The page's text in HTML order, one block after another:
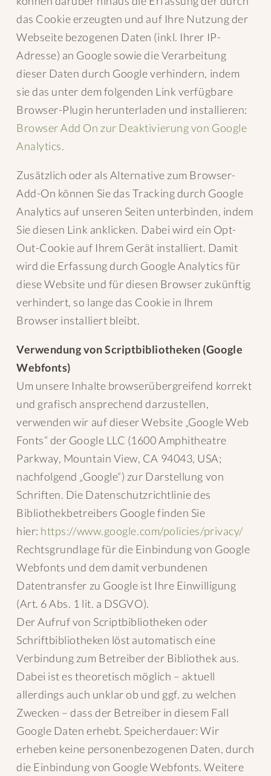
das Cookie erzeugten und auf Ihre Nutzung der
Webseite bezogenen Daten (inkl. Ihrer IP-
Adresse) an Google sowie die Verarbeitung
dieser Daten durch Google verhindern, indem
sie das unter dem folgenden Link verfügbare
Browser-Plugin herunterladen und installieren:
Browser Add On zur Deaktivierung von Google
Analytics.
Zusätzlich oder als Alternative zum Browser-
Add-On können Sie das Tracking durch Google
Analytics auf unseren Seiten unterbinden, indem
Sie diesen Link anklicken. Dabei wird ein Opt-
Out-Cookie auf Ihrem Gerät installiert. Damit
wird die Erfassung durch Google Analytics für
diese Website und für diesen Browser zukünftig
verhindert, so lange das Cookie in Ihrem
Browser installiert bleibt.
Verwendung von Scriptbibliotheken (Google
Webfonts)
Um unsere Inhalte browserübergreifend korrekt
und grafisch ansprechend darzustellen,
verwenden wir auf dieser Website „Google Web
Fonts“ der Google LLC (1600 Amphitheatre
Parkway, Mountain View, CA 94043, USA;
nachfolgend „Google“) zur Darstellung von
Schriften. Die Datenschutzrichtlinie des
Bibliothekbetreibers Google finden Sie
hier: https://www.google.com/policies/privacy/
Rechtsgrundlage für die Einbindung von Google
Webfonts und dem damit verbundenen
Datentransfer zu Google ist Ihre Einwilligung
(Art. 6 Abs. 1 lit. a DSGVO).
Der Aufruf von Scriptbibliotheken oder
Schriftbibliotheken löst automatisch eine
Verbindung zum Betreiber der Bibliothek aus.
Dabei ist es theoretisch möglich – aktuell
allerdings auch unklar ob und ggf. zu welchen
Zwecken – dass der Betreiber in diesem Fall
Google Daten erhebt. Speicherdauer: Wir
erheben keine personenbezogenen Daten, durch
die Einbindung von Google Webfonts. Weitere